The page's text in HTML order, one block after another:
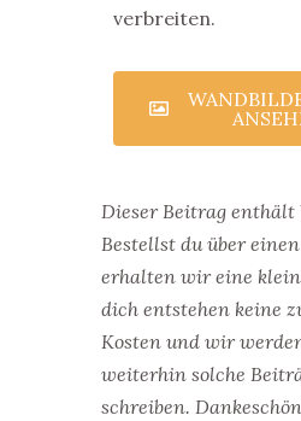
verbreiten.
Dieser Beitrag enthält
Bestellst du über
erhalten wir eine
dich entstehen keine
Kosten und wir
weiterhin solche
schreiben.